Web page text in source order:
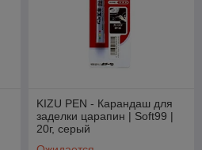
KIZU PEN - Карандаш для
заделки царапин | Soft99 |
20г, серый